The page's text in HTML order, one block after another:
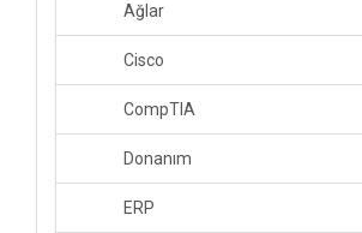
Ağlar
Cisco
CompTIA
Donanım
ERP